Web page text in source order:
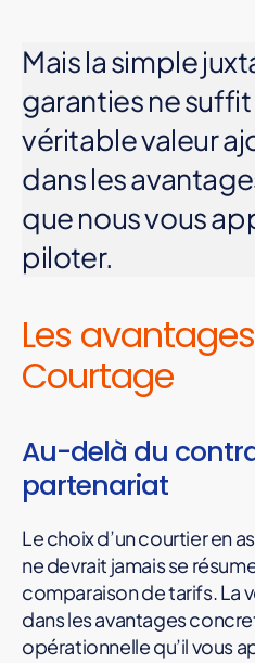
Mais la simple
garanties ne
véritable valeur
dans les
que nous vous
piloter.
Les
Courtage
Au-delà du
partenariat
Le choix d’un courtier en
ne devrait jamais se
comparaison de tarifs. La
dans les avantages
opérationnelle qu’il vous